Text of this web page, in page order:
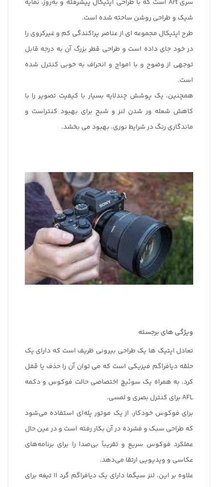
کنتراست و ماندگاری رنگ در شرایط نوری، بهبود می
بخشد.
سری Art است که با طراحی اپتیکال پیشرفته و به‌روز، نمایه
شیک و طراحی روشن ساحته شده است.
طرح اپتیکال مجموعه ای از عناصر پراکندگی کم و غیرکروی را
در خود جای داده است و طراحی قطر بزرگ آن به درجه قابل
توجهی از وضوح و با امواج و انحراف به خوبی کنترل شده
است.
همچنین، یک پوشش چندلایه بسیار با کیفیت تصویر را با
کاهش شعله ور شدن لنز و شبح برای بهبود کنتراست و
ماندگاری رنگ در شرایط نوری، بهبود می بخشد.
ویژگی های برجسته
تعادل اپتیک ها یک طراحی بیرونی ظریف است که دارای یک
حلقه دیافراگم فیزیکی است که می توان آن را حذف یا قفل
کرد، به همراه یک سوئیچ اختصاصی حالت فوکوس و دکمه
AFL برای کنترل بصری و لمسی.
برای فوکوس خودکار، از یک موتور پله‌ای استفاده می‌شود
که طراحی سبک و فشرده در آن بکار رفته است و در عین حال
عملکرد فوکوس سریع و تقریباً بی‌صدا را برای برنامه‌های
عکاسی و ویدیویی ارتقا می‌دهد.
علاوه بر این، لنز سیگما دارای یک دیافراگم گرد 11 تیغه برای